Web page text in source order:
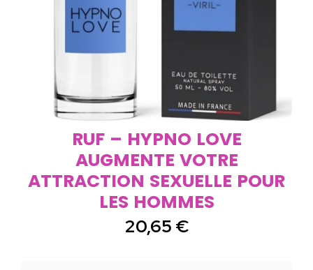
RUF – HYPNO LOVE
AUGMENTE VOTRE
ATTRACTION SEXUELLE POUR
LES HOMMES
20,65 €